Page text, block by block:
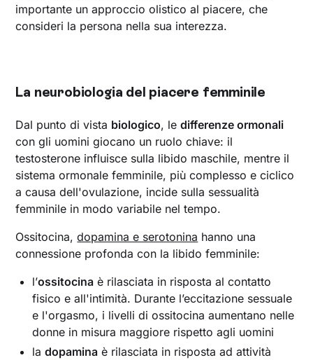
importante un approccio olistico al piacere, che
consideri la persona nella sua interezza.
La neurobiologia del piacere femminile
Dal punto di vista biologico, ledifferenze ormonali
con gli uomini giocano un ruolo chiave: il
testosterone influisce sulla libido maschile, mentre il
sistema ormonale femminile, più complesso e ciclico
a causa dell'ovulazione, incide sulla sessualità
femminile in modo variabile nel tempo.
Ossitocina,dopamina e serotonina hanno una
connessione profonda con la libido femminile:
l’ossitocina è rilasciata in risposta al contatto
fisico e all'intimità. Durante l’eccitazione sessuale
e l'orgasmo, i livelli di ossitocina aumentano nelle
donne in misura maggiore rispetto agli uomini
ladopamina è rilasciata in risposta ad attività